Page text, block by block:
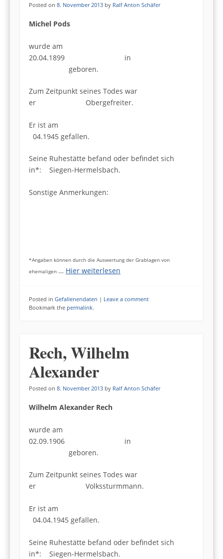
Posted on 8. November 2013 by Ralf Anton Schäfer
Michel Pods
wurde am
20.04.1899 in
geboren.
Zum Zeitpunkt seines Todes war
er Obergefreiter.
Er ist am
04.1945 gefallen.
Seine Ruhestätte befand oder befindet sich
in*: Siegen-Hermelsbach.
Sonstige Anmerkungen:
*Angaben können durch die Auswertung der Grablagen von
ehemaligen … Hier weiterlesen
Posted in Gefallenendaten | Leave a comment
Bookmark the permalink.
Rech, Wilhelm
Alexander
Posted on 8. November 2013 by Ralf Anton Schäfer
Wilhelm Alexander Rech
wurde am
02.09.1906 in
geboren.
Zum Zeitpunkt seines Todes war
er Volkssturmmann.
Er ist am
04.04.1945 gefallen.
Seine Ruhestätte befand oder befindet sich
in*: Siegen-Hermelsbach.